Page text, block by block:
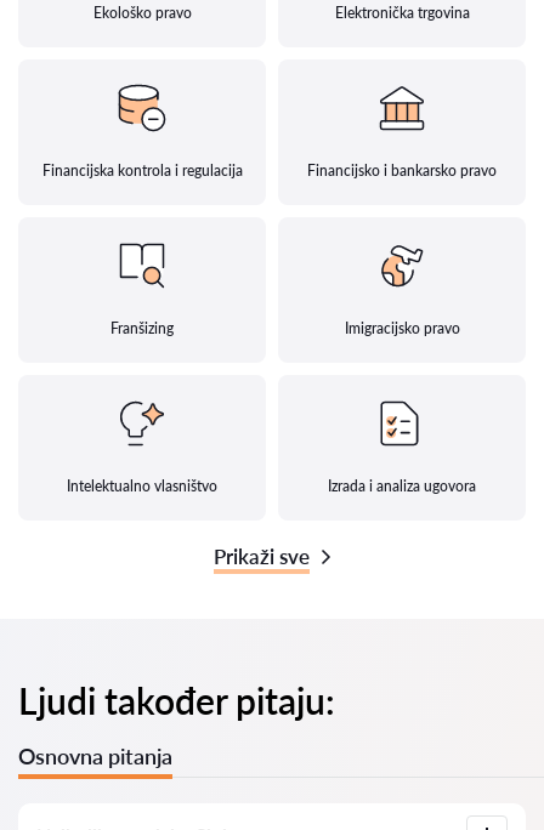
Ekološko pravo Elektronička trgovina
Financijska kontrola i regulacija Financijsko i bankarsko pravo
Franšizing Imigracijsko pravo
Intelektualno vlasništvo Izrada i analiza ugovora
Prikaži sve
Ljudi također pitaju:
Osnovna pitanja